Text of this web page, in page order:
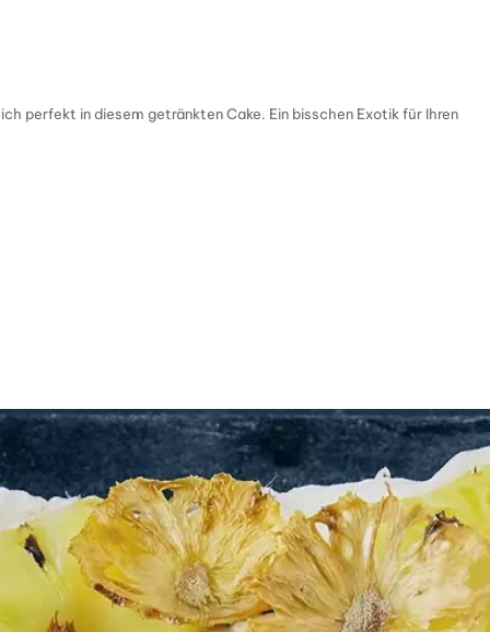
perfekt in diesem getränkten Cake. Ein bisschen Exotik für Ihren